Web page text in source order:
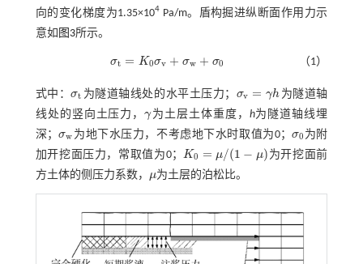
向的变化梯度为1.35×104 Pa/m。盾构掘进纵断面作用力示
意如 图3所示。
σt = K0σv + σw + σ0
σt=K0 σv+σw +σ 0 （1）
式中：σt
σt 为隧道轴线处的水平土压力； σv = γh
σv= γh
为隧道轴
线处的竖向土压力，γ
γ为土层土体重度， h为隧道轴线埋
深；σw
σw 为地下水压力，不考虑地下水时取值为0； σ0
σ0 为附
加开挖面压力，常取值为0；
K0 = μ/(1 − μ)
K0= μ/( 1-μ )
为开挖面前
方土体的侧压力系数，
μ
μ为土层的泊松比。